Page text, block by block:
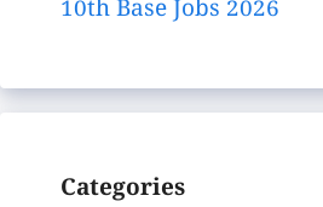
10th Base Jobs 2026
Categories